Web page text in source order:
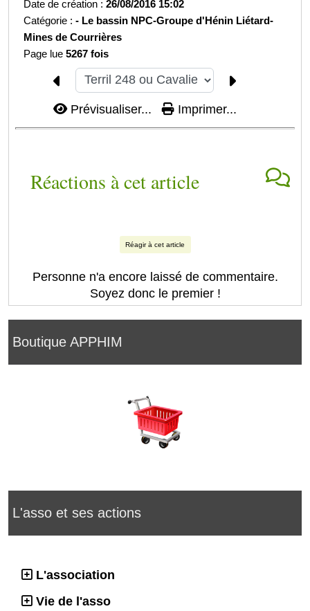
Boutique APPHIM
L'asso et ses actions
L'association
Vie de l'asso
Date de création :26/08/2016 15:02
Catégorie :- Le bassin NPC-Groupe d'Hénin Liétard-
Mines de Courrières
Page lue5267 fois
Prévisualiser... Imprimer...
Réactions à cet article
Réagir à cet article
Personne n'a encore laissé de commentaire.
Soyez donc le premier !